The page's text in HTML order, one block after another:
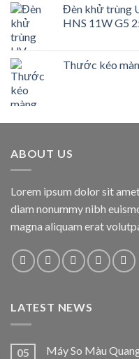
Đèn khử trùng
HNS 11W G5
Thước kéo
ABOUT US
Lorem ipsum dolor sit
diam nonummy nibh
magna aliquam erat
LATEST NEWS
05
Máy So Màu